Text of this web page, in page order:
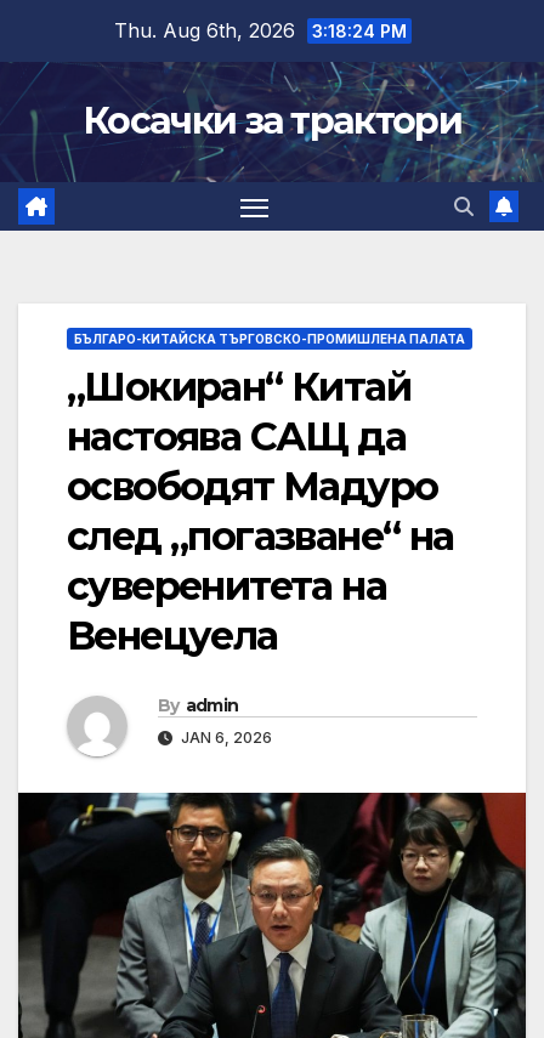
content
Thu. Aug 6th, 2026 3:18:25 PM
Косачки за трактори
БЪЛГАРО-КИТАЙСКА ТЪРГОВСКО-ПРОМИШЛЕНА ПАЛАТА
„Шокиран“ Китай
настоява САЩ да
освободят Мадуро
след „погазване“ на
суверенитета на
Венецуела
By admin
JAN 6, 2026